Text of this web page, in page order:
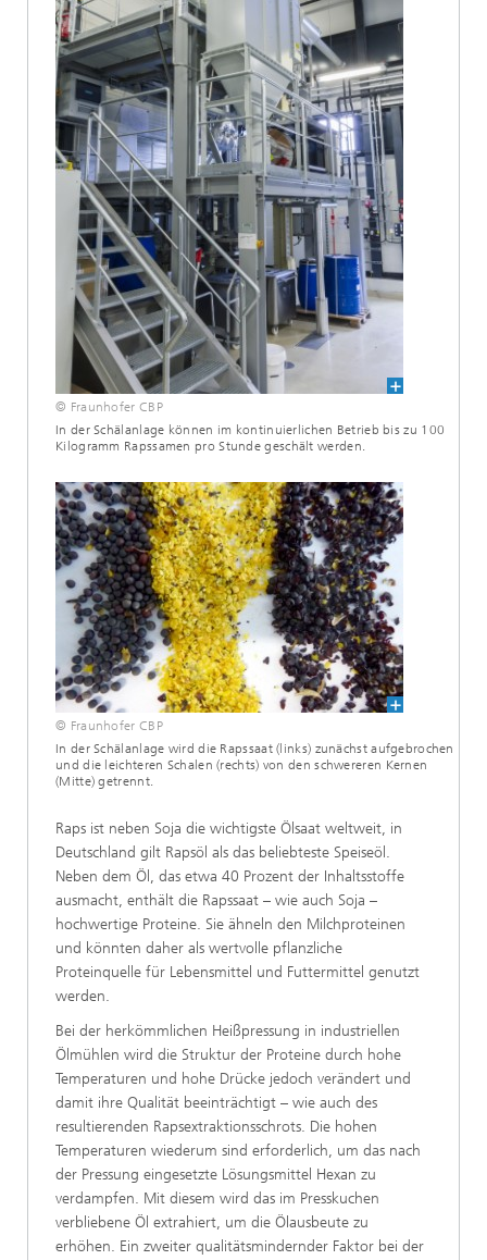
© Fraunhofer CBP
In der Schälanlage können im kontinuierlichen Betrieb bis zu 100
Kilogramm Rapssamen pro Stunde geschält werden.
© Fraunhofer CBP
In der Schälanlage wird die Rapssaat (links) zunächst aufgebrochen
und die leichteren Schalen (rechts) von den schwereren Kernen
(Mitte) getrennt.
Raps ist neben Soja die wichtigste Ölsaat weltweit, in
Deutschland gilt Rapsöl als das beliebteste Speiseöl.
Neben dem Öl, das etwa 40 Prozent der Inhaltsstoffe
ausmacht, enthält die Rapssaat – wie auch Soja –
hochwertige Proteine. Sie ähneln den Milchproteinen
und könnten daher als wertvolle pflanzliche
Proteinquelle für Lebensmittel und Futtermittel genutzt
werden.
Bei der herkömmlichen Heißpressung in industriellen
Ölmühlen wird die Struktur der Proteine durch hohe
Temperaturen und hohe Drücke jedoch verändert und
damit ihre Qualität beeinträchtigt – wie auch des
resultierenden Rapsextraktionsschrots. Die hohen
Temperaturen wiederum sind erforderlich, um das nach
der Pressung eingesetzte Lösungsmittel Hexan zu
verdampfen. Mit diesem wird das im Presskuchen
verbliebene Öl extrahiert, um die Ölausbeute zu
erhöhen. Ein zweiter qualitätsmindernder Faktor bei der